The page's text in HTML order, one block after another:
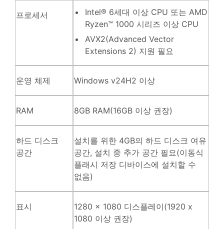
프로세서
Intel® 6세대 이상 CPU 또는 AMD
Ryzen™ 1000 시리즈 이상 CPU
AVX2(Advanced Vector
Extensions 2) 지원 필요
운영 체제 Windows v24H2 이상
RAM 8GB RAM(16GB 이상 권장)
하드 디스크
공간
설치를 위한 4GB의 하드 디스크 여유
공간, 설치 중 추가 공간 필요(이동식
플래시 저장 디바이스에 설치할 수
없음)
표시
1280 x 1080 디스플레이(1920 x
1080 이상 권장)